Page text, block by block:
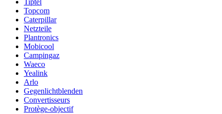
Tiptel
Topcom
Caterpillar
Netzteile
Plantronics
Mobicool
Campingaz
Waeco
Yealink
Arlo
Gegenlichtblenden
Convertisseurs
Protège-objectif